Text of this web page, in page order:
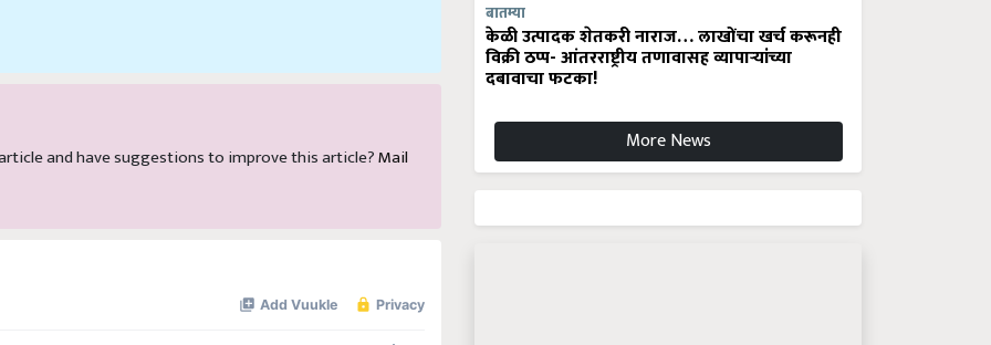
and have suggestions to improve this article?Mail
बातम्या
केळी उत्पादक शेतकरी नाराज… लाखोंचा खर्च करूनही
विक्री ठप्प- आंतरराष्ट्रीय तणावासह व्यापाऱ्यांच्या
दबावाचा फटका!
More News